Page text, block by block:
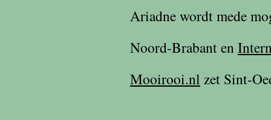
Ariadne wordt mede
Noord-Brabant en
Mooirooi.nl zet Sint-